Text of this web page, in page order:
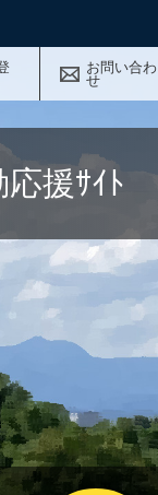
お問い合わ
せ
応援ｻｲ